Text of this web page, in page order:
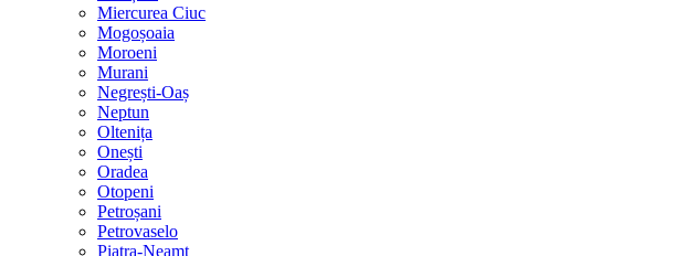
Miercurea Ciuc
Mogoșoaia
Moroeni
Murani
Negrești-Oaș
Neptun
Oltenița
Onești
Oradea
Otopeni
Petroșani
Petrovaselo
Piatra-Neamț